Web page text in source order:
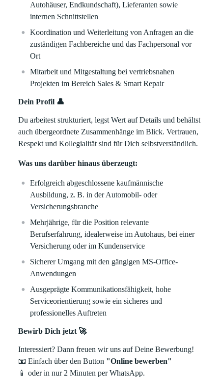
Autohäuser, Endkundschaft), Lieferanten sowie
internen Schnittstellen
Koordination und Weiterleitung von Anfragen an die
zuständigen Fachbereiche und das Fachpersonal vor
Ort
Mitarbeit und Mitgestaltung bei vertriebsnahen
Projekten im Bereich Sales & Smart Repair
Dein Profil 👤
Du arbeitest strukturiert, legst Wert auf Details und behältst
auch übergeordnete Zusammenhänge im Blick. Vertrauen,
Respekt und Kollegialität sind für Dich selbstverständlich.
Was uns darüber hinaus überzeugt:
Erfolgreich abgeschlossene kaufmännische
Ausbildung, z. B. in der Automobil- oder
Versicherungsbranche
Mehrjährige, für die Position relevante
Berufserfahrung, idealerweise im Autohaus, bei einer
Versicherung oder im Kundenservice
Sicherer Umgang mit den gängigen MS-Office-
Anwendungen
Ausgeprägte Kommunikationsfähigkeit, hohe
Serviceorientierung sowie ein sicheres und
professionelles Auftreten
Bewirb Dich jetzt 🚀
Interessiert? Dann freuen wir uns auf Deine Bewerbung!
📧 Einfach über den Button "Online bewerben"
📱 oder in nur 2 Minuten per WhatsApp.